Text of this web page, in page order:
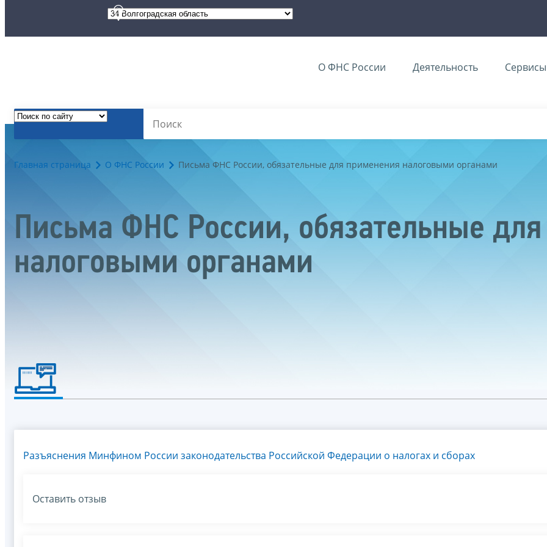
О ФНС России Деятельность Сервисы
Главная страница О ФНС России Письма ФНС России, обязательные для применения налоговыми органами
Письма ФНС России, обязательные
налоговыми органами
Разъяснения Минфином России законодательства Российской Федерации о налогах и сборах
Оставить отзыв